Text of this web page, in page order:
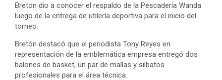
Breton dio a conocer el respaldo de la Pescadería Wanda
luego de la entrega de utilería deportiva para el inicio del
torneo.
Bretón destacó que el periodista Tony Reyes en
representación de la emblemática empresa entregó dos
balones de basket, un par de mallas y silbatos
profesionales para el área técnica.